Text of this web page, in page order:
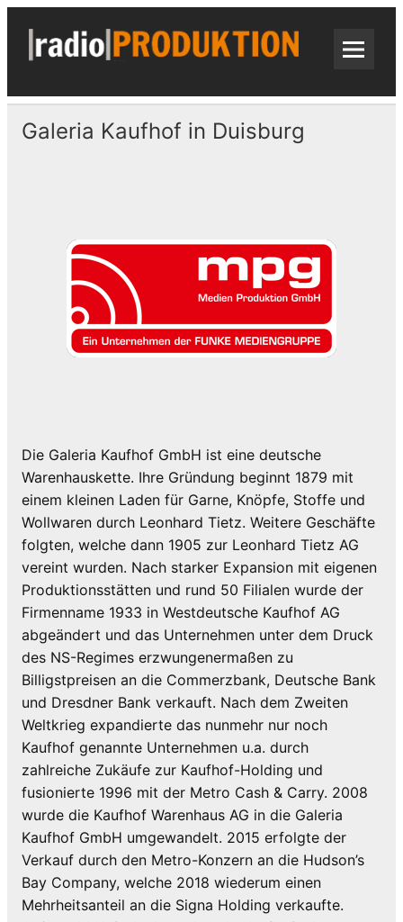
Skip
content
Galeria Kaufhof in Duisburg
Die Galeria Kaufhof GmbH ist eine deutsche
Warenhauskette. Ihre Gründung beginnt 1879 mit
einem kleinen Laden für Garne, Knöpfe, Stoffe und
Wollwaren durch Leonhard Tietz. Weitere Geschäfte
folgten, welche dann 1905 zur Leonhard Tietz AG
vereint wurden. Nach starker Expansion mit eigenen
Produktionsstätten und rund 50 Filialen wurde der
Firmenname 1933 in Westdeutsche Kaufhof AG
abgeändert und das Unternehmen unter dem Druck
des NS-Regimes erzwungenermaßen zu
Billigstpreisen an die Commerzbank, Deutsche Bank
und Dresdner Bank verkauft. Nach dem Zweiten
Weltkrieg expandierte das nunmehr nur noch
Kaufhof genannte Unternehmen u.a. durch
zahlreiche Zukäufe zur Kaufhof-Holding und
fusionierte 1996 mit der Metro Cash & Carry. 2008
wurde die Kaufhof Warenhaus AG in die Galeria
Kaufhof GmbH umgewandelt. 2015 erfolgte der
Verkauf durch den Metro-Konzern an die Hudson’s
Bay Company, welche 2018 wiederum einen
Mehrheitsanteil an die Signa Holding verkaufte.